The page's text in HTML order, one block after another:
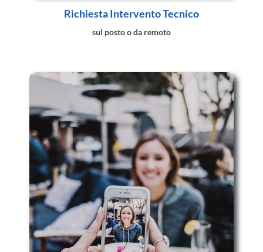
Richiesta Intervento Tecnico
sul posto o da remoto